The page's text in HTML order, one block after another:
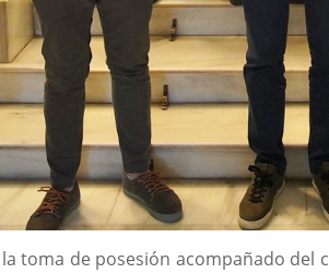
toma de posesión acompañado